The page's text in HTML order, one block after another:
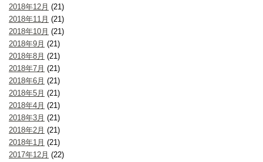
2018年12月 (21)
2018年11月 (21)
2018年10月 (21)
2018年9月 (21)
2018年8月 (21)
2018年7月 (21)
2018年6月 (21)
2018年5月 (21)
2018年4月 (21)
2018年3月 (21)
2018年2月 (21)
2018年1月 (21)
2017年12月 (22)